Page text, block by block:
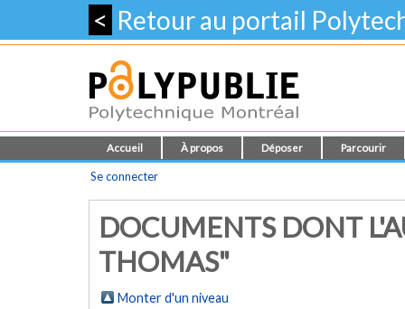
< Retour au portail
Accueil À propos Déposer Parcourir
Se connecter
DOCUMENTS DONT
THOMAS"
Monter d'un niveau